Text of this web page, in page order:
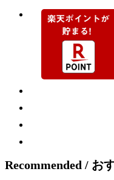
Recommended / お